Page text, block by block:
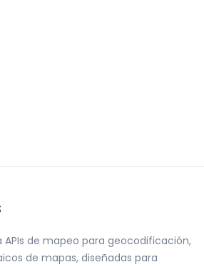
APIs de mapeo para geocodificación,
de mapas, diseñadas para